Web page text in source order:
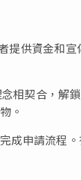
供資金和
相契合，解
。
成申請流程